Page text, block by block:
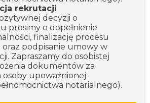
rekrutacji
decyzji o
prosimy o dopełnienie
finalizację procesu
podpisanie umowy w
Zapraszamy do osobistej
dokumentów za
upoważnionej
notarialnego).